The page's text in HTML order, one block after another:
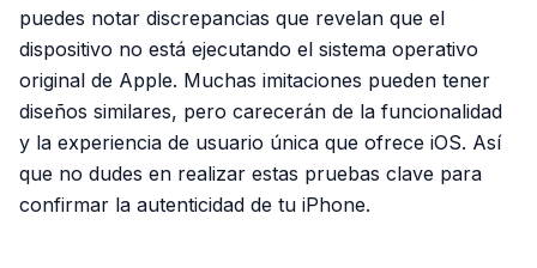
puedes notar discrepancias que revelan que el
dispositivo no está ejecutando el sistema operativo
original de Apple. Muchas imitaciones pueden tener
diseños similares, pero carecerán de la funcionalidad
y la experiencia de usuario única que ofrece iOS. Así
que no dudes en realizar estas pruebas clave para
confirmar la autenticidad de tu iPhone.